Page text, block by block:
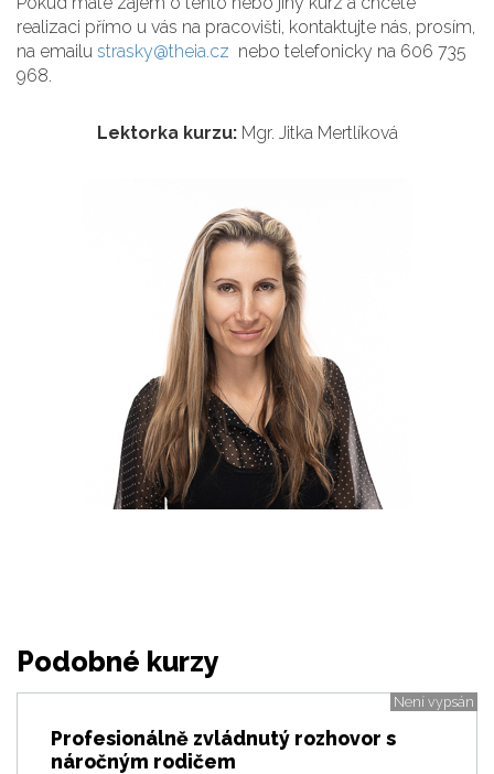
realizaci přímo u vás na pracovišti, kontaktujte nás, prosím,
na emailu strasky@theia.cz nebo telefonicky na 606 735
968.
Lektorka kurzu:Mgr. Jitka Mertlíková
Podobné kurzy
Profesionálně zvládnutý rozhovor s
náročným rodičem
Není vypsán